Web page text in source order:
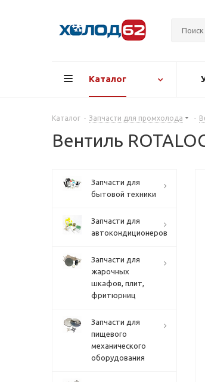
Каталог
Каталог - Запчасти для промхолода -
Вентиль
Запчасти для
бытовой техники
Запчасти для
автокондиционеров
Запчасти для
жарочных
шкафов, плит,
фритюрниц
Запчасти для
пищевого
механического
оборудования